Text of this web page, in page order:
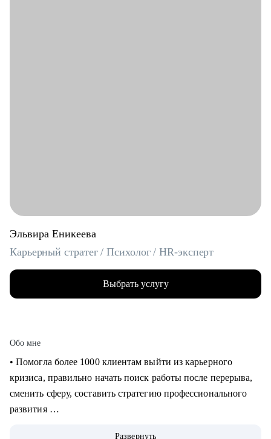
Эльвира Еникеева
Карьерный стратег / Психолог / HR-эксперт
Выбрать услугу
Обо мне
‌‌‌‌‌• Помогла более 1000 клиентам выйти из карьерного
кризиса, правильно начать поиск работы после перерыва,
сменить сферу, составить стратегию профессионального
развития
Развернуть